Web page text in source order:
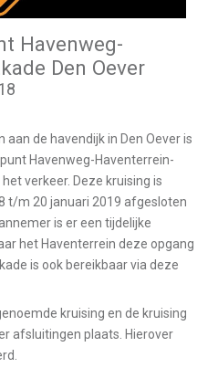
Havenweg-
Den Oever
de havendijk in Den Oever is
Havenweg-Haventerrein-
verkeer. Deze kruising is
t/m 20 januari 2019 afgesloten
is er een tijdelijke
het Haventerrein deze opgang
is ook bereikbaar via deze
kruising en de kruising
afsluitingen plaats. Hierover